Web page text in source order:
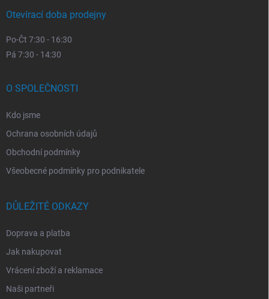
Otevírací doba prodejny
Po-Čt 7:30 - 16:30
Pá 7:30 - 14:30
O SPOLEČNOSTI
Kdo jsme
Ochrana osobních údajů
Obchodní podmínky
Všeobecné podmínky pro podnikatele
DŮLEŽITÉ ODKAZY
Doprava a platba
Jak nakupovat
Vrácení zboží a reklamace
Naši partneři